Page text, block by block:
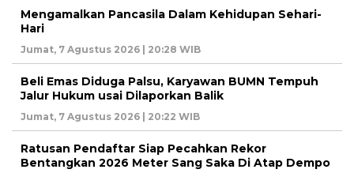
Mengamalkan Pancasila Dalam Kehidupan Sehari-
Hari
Jumat, 7 Agustus 2026 | 20:28 WIB
Beli Emas Diduga Palsu, Karyawan BUMN Tempuh
Jalur Hukum usai Dilaporkan Balik
Jumat, 7 Agustus 2026 | 20:22 WIB
Ratusan Pendaftar Siap Pecahkan Rekor
Bentangkan 2026 Meter Sang Saka Di Atap Dempo